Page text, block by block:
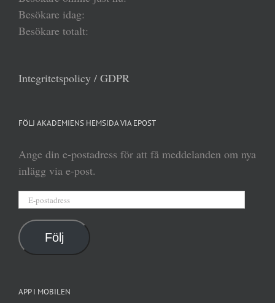
Besökare idag:
Besökare totalt:
Integritetspolicy / GDPR
FÖLJ AKADEMIENS HEMSIDA VIA EPOST
Ange din e-postadress för att få meddelanden om nya
inlägg via e-post.
Följ
APP I MOBILEN